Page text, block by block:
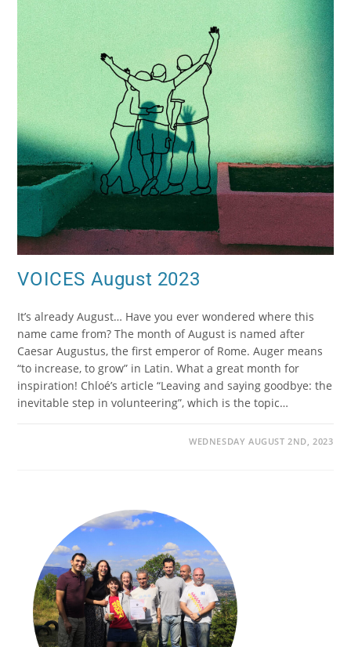
VOICES August 2023
It’s already August… Have you ever wondered where this
name came from? The month of August is named after
Caesar Augustus, the first emperor of Rome. Auger means
“to increase, to grow” in Latin. What a great month for
inspiration! Chloé’s article “Leaving and saying goodbye: the
inevitable step in volunteering”, which is the topic…
WEDNESDAY AUGUST 2ND, 2023